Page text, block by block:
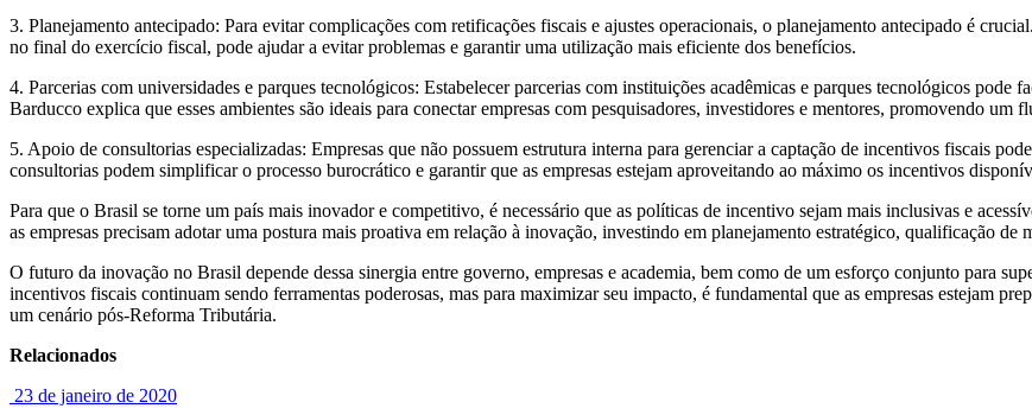
3. Planejamento antecipado: Para evitar complicações com retificações fiscais e ajustes operacionais, o planejamento antecipado é
no final do exercício fiscal, pode ajudar a evitar problemas e garantir uma utilização mais eficiente dos benefícios.
4. Parcerias com universidades e parques tecnológicos: Estabelecer parcerias com instituições acadêmicas e parques tecnológicos pode
Barducco explica que esses ambientes são ideais para conectar empresas com pesquisadores, investidores e mentores, promovendo um
5. Apoio de consultorias especializadas: Empresas que não possuem estrutura interna para gerenciar a captação de incentivos fiscais
consultorias podem simplificar o processo burocrático e garantir que as empresas estejam aproveitando ao máximo os incentivos
Para que o Brasil se torne um país mais inovador e competitivo, é necessário que as políticas de incentivo sejam mais inclusivas e
as empresas precisam adotar uma postura mais proativa em relação à inovação, investindo em planejamento estratégico, qualificação de
O futuro da inovação no Brasil depende dessa sinergia entre governo, empresas e academia, bem como de um esforço conjunto para
incentivos fiscais continuam sendo ferramentas poderosas, mas para maximizar seu impacto, é fundamental que as empresas estejam
um cenário pós-Reforma Tributária.
Relacionados
23 de janeiro de 2020